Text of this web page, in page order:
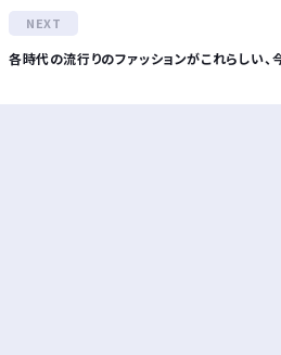
各時代の流行りのファッションがこれらしい、